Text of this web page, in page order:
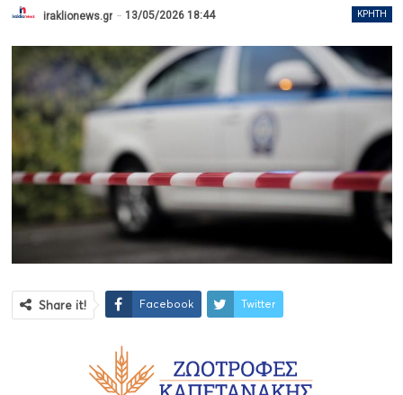
ΚΡΉΤΗ
iraklionews.gr 13/05/2026 18:44
Share it! Facebook Twitter